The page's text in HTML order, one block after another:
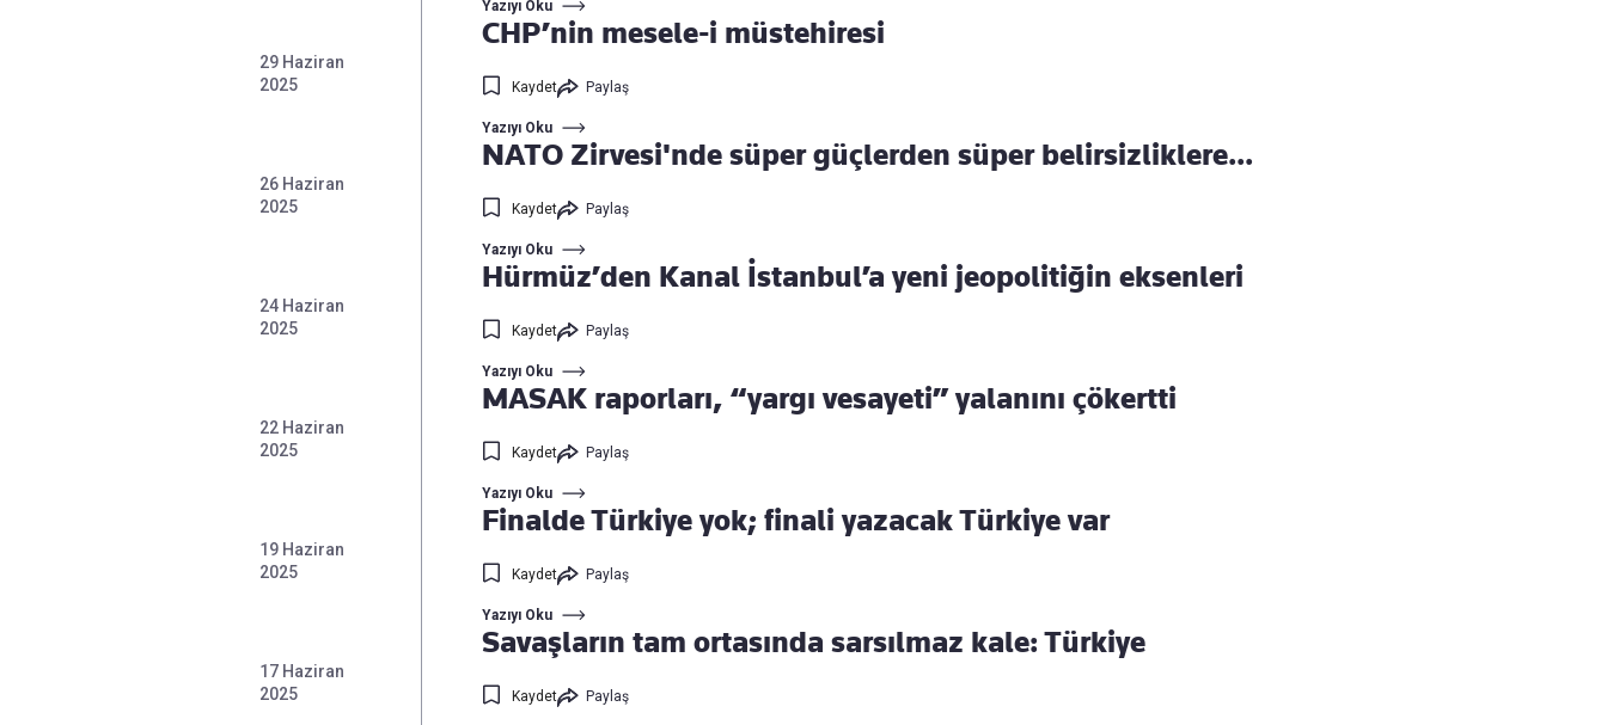
Yazıyı Oku
29 Haziran
2025
CHP’nin mesele-i müstehiresi
Kaydet Paylaş
Yazıyı Oku
26 Haziran
2025
NATO Zirvesi'nde süper güçlerden süper belirsizliklere...
Kaydet Paylaş
Yazıyı Oku
24 Haziran
2025
Hürmüz’den Kanal İstanbul’a yeni jeopolitiğin eksenleri
Kaydet Paylaş
Yazıyı Oku
22 Haziran
2025
MASAK raporları, “yargı vesayeti” yalanını çökertti
Kaydet Paylaş
Yazıyı Oku
19 Haziran
2025
Finalde Türkiye yok; finali yazacak Türkiye var
Kaydet Paylaş
Yazıyı Oku
17 Haziran
2025
Savaşların tam ortasında sarsılmaz kale: Türkiye
Kaydet Paylaş